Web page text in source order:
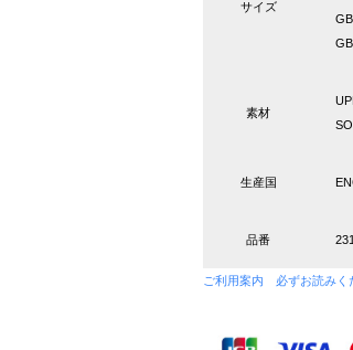
サイズ
素材
生産国
品番
ご利用案内 必ずお読みく